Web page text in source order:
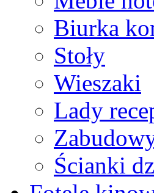
Biurka
Stoły
Wieszaki
Lady
Ścianki